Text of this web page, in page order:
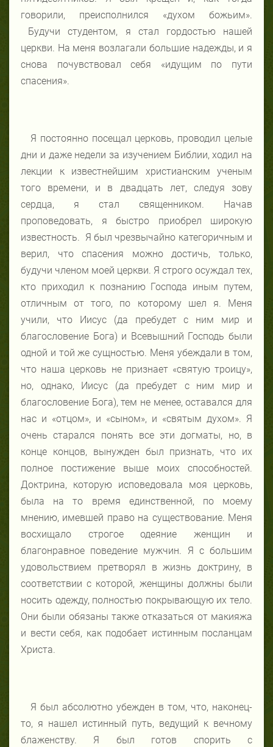
говорили, преисполнился «духом божьим».
Будучи студентом, я стал гордостью нашей
церкви. На меня возлагали большие надежды, и я
снова почувствовал себя «идущим по пути
спасения».
Я постоянно посещал церковь, проводил целые
дни и даже недели за изучением Библии, ходил на
лекции к известнейшим христианским ученым
того времени, и в двадцать лет, следуя зову
сердца, я стал священником. Начав
проповедовать, я быстро приобрел широкую
известность. Я был чрезвычайно категоричным и
верил, что спасения можно достичь, только,
будучи членом моей церкви. Я строго осуждал тех,
кто приходил к познанию Господа иным путем,
отличным от того, по которому шел я. Меня
учили, что Иисус (да пребудет с ним мир и
благословение Бога) и Всевышний Господь были
одной и той же сущностью. Меня убеждали в том,
что наша церковь не признает «святую троицу»,
но, однако, Иисус (да пребудет с ним мир и
благословение Бога), тем не менее, оставался для
нас и «отцом», и «сыном», и «святым духом». Я
очень старался понять все эти догматы, но, в
конце концов, вынужден был признать, что их
полное постижение выше моих способностей.
Доктрина, которую исповедовала моя церковь,
была на то время единственной, по моему
мнению, имевшей право на существование. Меня
восхищало строгое одеяние женщин и
благонравное поведение мужчин. Я с большим
удовольствием претворял в жизнь доктрину, в
соответствии с которой, женщины должны были
носить одежду, полностью покрывающую их тело.
Они были обязаны также отказаться от макияжа
и вести себя, как подобает истинным посланцам
Христа.
Я был абсолютно убежден в том, что, наконец-
то, я нашел истинный путь, ведущий к вечному
блаженству. Я был готов спорить с